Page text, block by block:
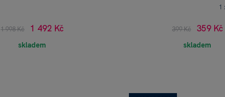
1 998 Kč 1 492 Kč
skladem
1
399 Kč 359 Kč
skladem